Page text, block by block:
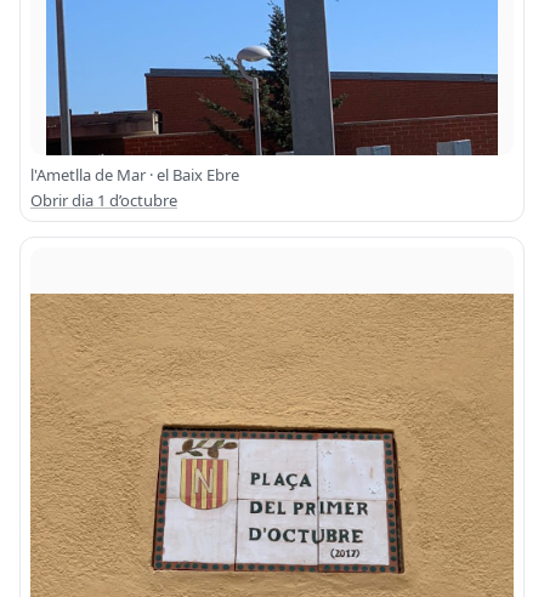
l'Ametlla de Mar · el Baix Ebre
Obrir dia 1 d’octubre